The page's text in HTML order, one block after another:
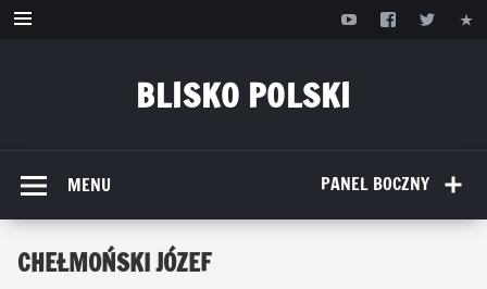
Przejdź
BLISKO POLSKI
PANEL BOCZNY
MENU
CHEŁMOŃSKI JÓZEF